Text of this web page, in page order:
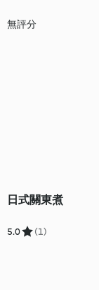
無評分
日式關東煮
5.0 (1)